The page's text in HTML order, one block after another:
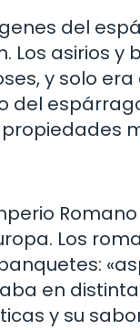
del
Los asirios
y solo
del
Los
en
y su